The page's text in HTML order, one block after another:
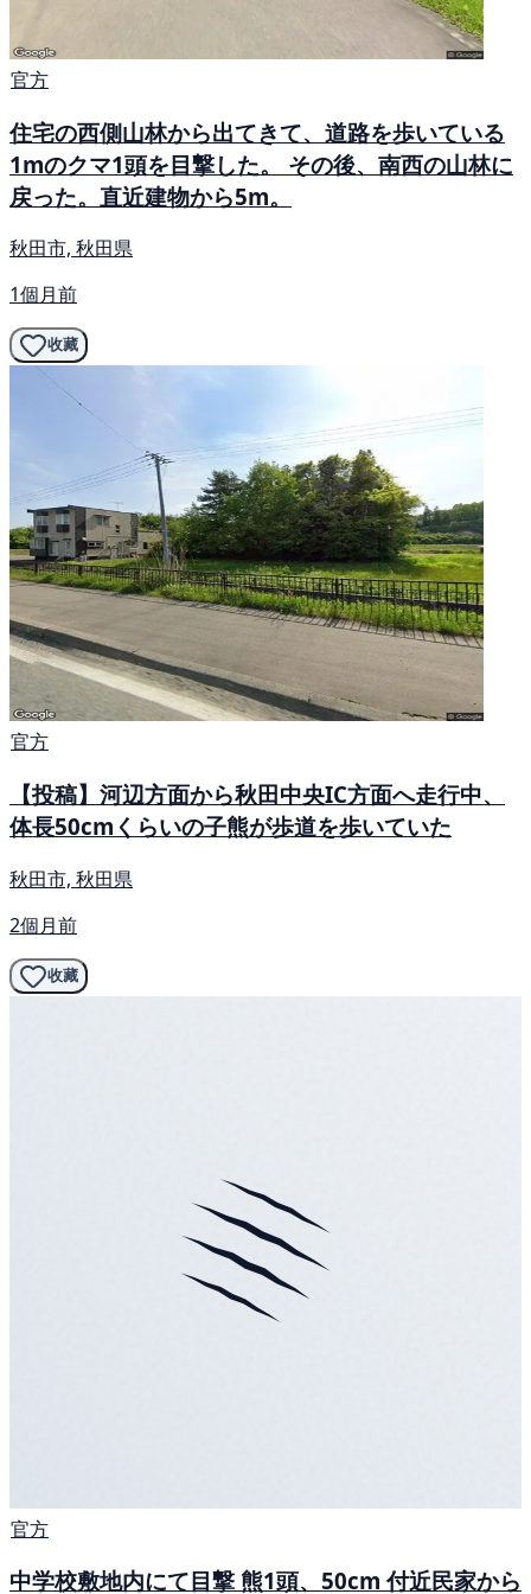
官方
住宅の西側山林から出てきて、道路を歩いている
1mのクマ1頭を目撃した。 その後、南西の山林に
戻った。直近建物から5m。
秋田市, 秋田県
1個月前
收藏
官方
【投稿】河辺方面から秋田中央IC方面へ走行中、
体長50cmくらいの子熊が歩道を歩いていた
秋田市, 秋田県
2個月前
收藏
官方
中学校敷地内にて目撃 熊1頭、50cm 付近民家から